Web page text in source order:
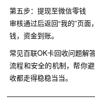
第五步：提现至微信零钱
审核通过后返回“我的”页
钱，资金到账。
常见百联OK卡回收问题解
流程和安全的机制，帮你
收都走得稳稳当当。